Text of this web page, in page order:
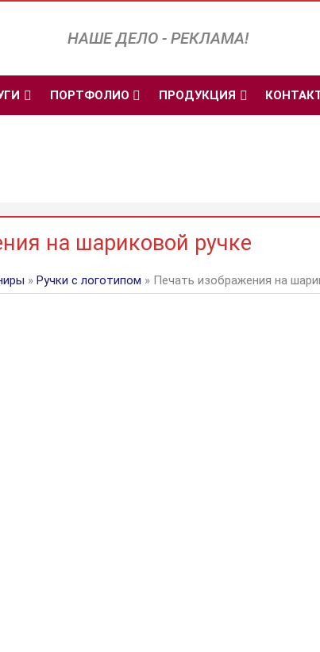
НАШЕ ДЕЛО - РЕКЛАМА!
ПОРТФОЛИО ПРОДУКЦИЯ
на шариковой ручке
» Ручки с логотипом » Печать изображения на